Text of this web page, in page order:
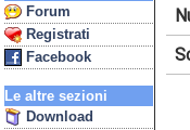
Forum
Registrati
Facebook
Le altre sezioni
Download